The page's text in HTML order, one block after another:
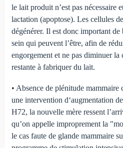
le lait produit n’est pas nécessaire
lactation (apoptose). Les cellules
dégénérer. Il est donc important de
sein qui peuvent l’être, afin de
engorgement et ne pas diminuer la
restante à fabriquer du lait.
• Absence de plénitude mammaire
une intervention d‘augmentation
H72, la nouvelle mère ressent
qu’on appelle improprement la
le cas faute de glande mammaire